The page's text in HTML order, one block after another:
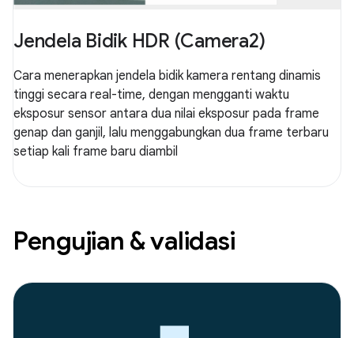
Jendela Bidik HDR (Camera2)
Cara menerapkan jendela bidik kamera rentang dinamis
tinggi secara real-time, dengan mengganti waktu
eksposur sensor antara dua nilai eksposur pada frame
genap dan ganjil, lalu menggabungkan dua frame terbaru
setiap kali frame baru diambil
Pengujian & validasi